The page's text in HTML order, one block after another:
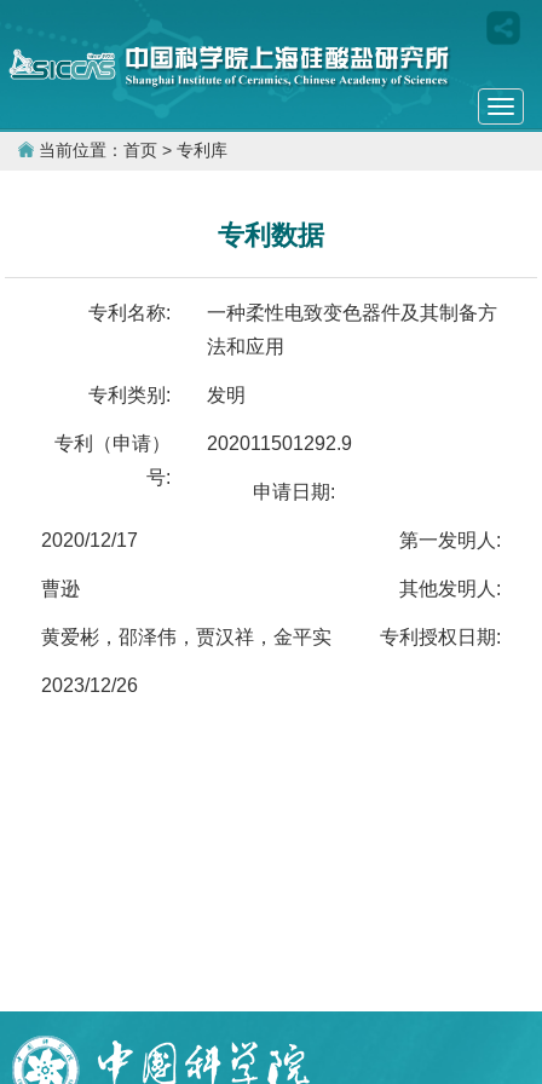
当前位置： 首页 > 专利库
专利数据
专利名称:
一种柔性电致变色器件及其制备方
法和应用
专利类别: 发明
专利（申请）
号:
202011501292.9
申请日期:
2020/12/17 第一发明人:
曹逊 其他发明人:
黄爱彬，邵泽伟，贾汉祥，金平实 专利授权日期:
2023/12/26